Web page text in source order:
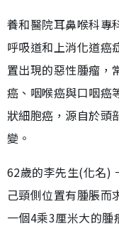
養和醫院耳鼻喉科專
呼吸道和上消化道癌
置出現的惡性腫瘤，
癌、咽喉癌與口咽癌
狀細胞癌，源自於頭
變。
62歲的李先生(化名)
己頸側位置有腫脹而
一個4乘3厘米大的